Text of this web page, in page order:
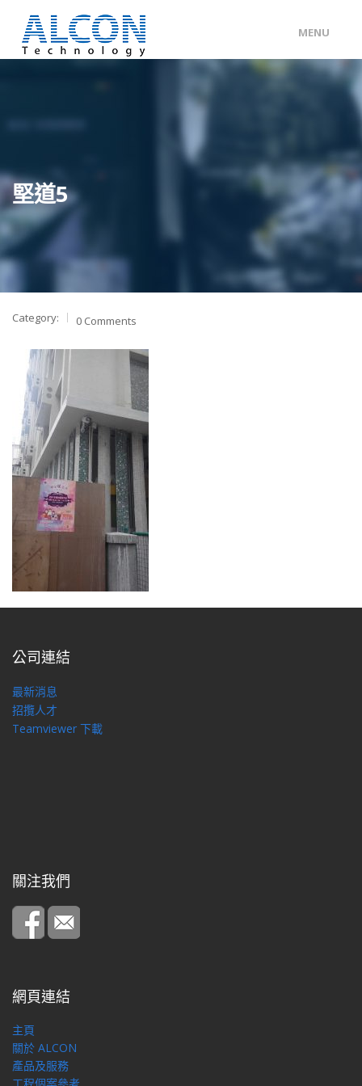
MENU
ENG / 中文
產品及服務
工程個案
聯絡我們
堅道5
Category: 0 Comments
公司連結
最新消息
招攬人才
Teamviewer 下載
關注我們
網頁連結
主頁
關於 ALCON
產品及服務